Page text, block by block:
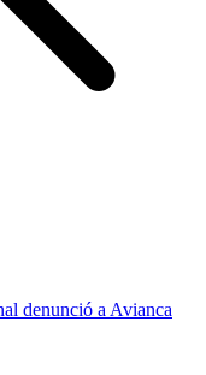
denunció a Avianca